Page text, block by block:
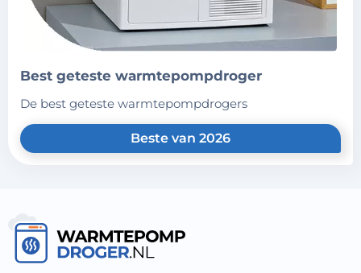
best geteste warmtepompdroger
de best geteste warmtepompdrogers
Beste van 2026